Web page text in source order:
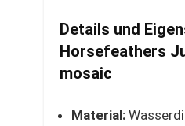
Details und
Horsefeathers
mosaic
Material: